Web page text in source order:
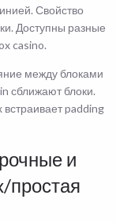
Свойство
Доступны разные
casino.
между блоками
сближают блоки.
padding
и
простая